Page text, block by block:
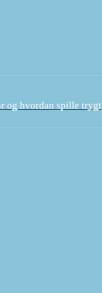
og hvordan spille trygt